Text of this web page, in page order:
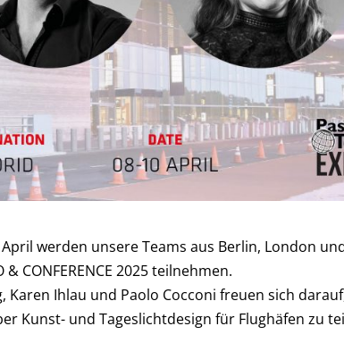
April werden unsere Teams aus Berlin, London
& CONFERENCE 2025 teilnehmen.
Karen Ihlau und Paolo Cocconi freuen sich
Kunst- und Tageslichtdesign für Flughäfen zu